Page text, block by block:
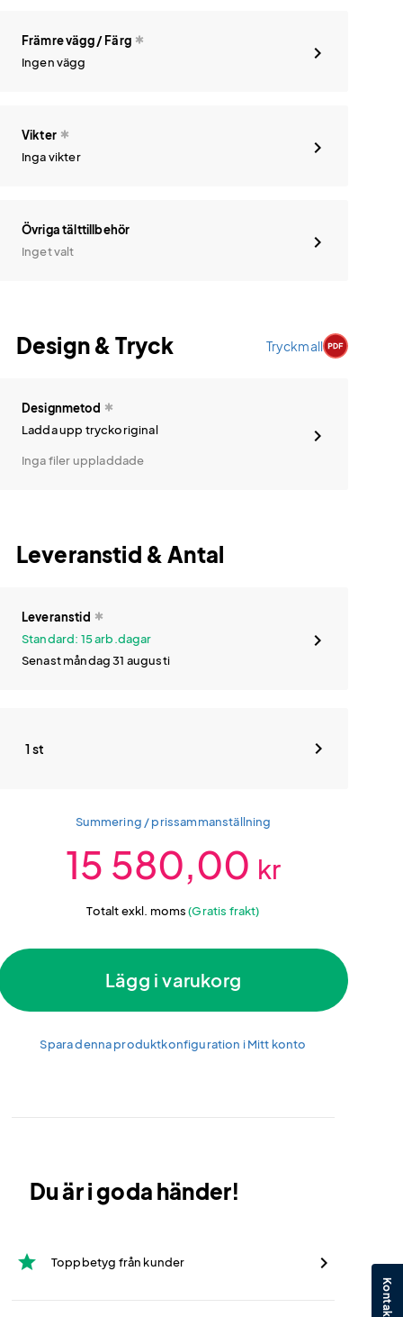
Främre vägg / Färg
Ingen vägg
Vikter
Inga vikter
Övriga tälttillbehör
Inget valt
Design & Tryck Tryckmall
Designmetod
Ladda upp tryckoriginal
Inga filer uppladdade
Leveranstid & Antal
Leveranstid
Standard: 15 arb.dagar
Senast måndag 31 augusti
1 st
Summering / prissammanställning
15 580,00 kr
Totalt exkl. moms(Gratis frakt)
Lägg i varukorg
Spara denna produktkonfiguration i Mitt konto
Du är i goda händer!
star Toppbetyg från kunder